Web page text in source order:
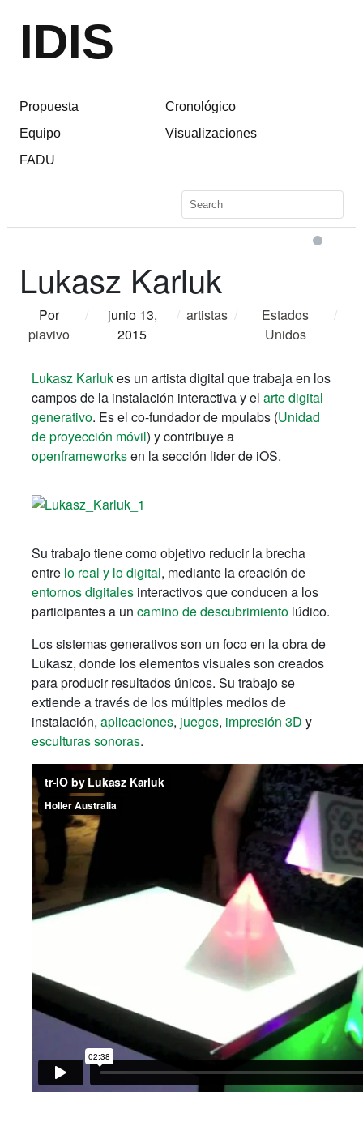
IDIS
Propuesta
Equipo
FADU
Cronológico
Visualizaciones
Lukasz Karluk
Por
piavivo
/
junio 13,
2015
/ artistas /
Estados
Unidos
/
Lukasz Karlukes un artista digital que trabaja en los
campos de la instalación interactiva y el arte digital
generativo. Es el co-fundador de mpulabs (Unidad
de proyección móvil) y contribuye a
openframeworksen la sección lider de iOS.
Su trabajo tiene como objetivo reducir la brecha
entre lo real y lo digital, mediante la creación de
entornos digitales interactivos que conducen a los
participantes a un camino de descubrimiento lúdico.
Los sistemas generativos son un foco en la obra de
Lukasz, donde los elementos visuales son creados
para producir resultados únicos. Su trabajo se
extiende a través de los múltiples medios de
instalación, aplicaciones, juegos, impresión 3D y
esculturas sonoras.